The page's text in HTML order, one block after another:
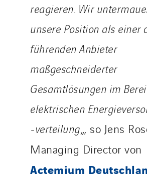
reagieren. Wir
unsere Position als einer
führenden Anbieter
maßgeschneiderter
Gesamtlösungen im
elektrischen
-verteilung„, so Jens
Managing Director von
Actemium